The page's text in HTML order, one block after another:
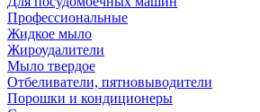
Профессиональные
Жидкое мыло
Жироудалители
Мыло твердое
Отбеливатели, пятновыводители
Порошки и кондиционеры